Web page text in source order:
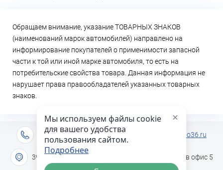
Обращаем внимание, указание ТОВАРНЫХ ЗНАКОВ
(наименований марок автомобилей) направлено на
информирование покупателей о применимости запасной
части к той или иной марке автомобиля, то есть на
потребительские свойства товара. Данная информация не
нарушает права правообладателей указанных товарных
знаков.
+7 (473) 2-333-717 info@lideravto36.ru
394051 г. Воронеж, ул. Героев Сибиряков дом 1в офис 5
Мы используем файлы cookie
для вашего удобства
пользования сайтом.
Подробнее
×